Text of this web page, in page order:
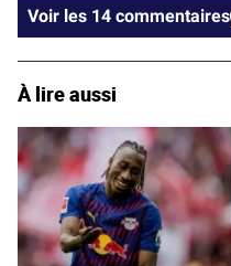
Voir les 14 commentaires
À lire aussi